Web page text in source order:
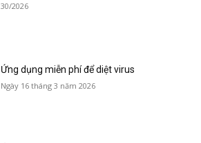
30/2026
Ứng dụng miễn phí để diệt virus
Ngày 16 tháng 3 năm 2026